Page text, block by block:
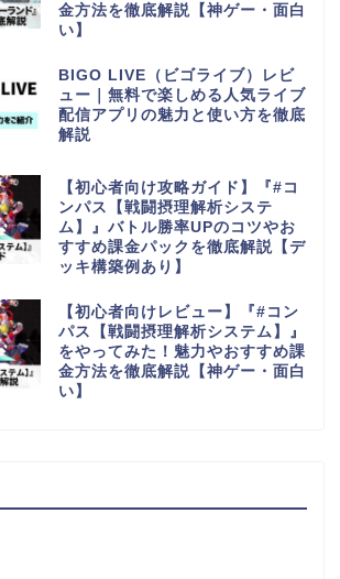
金方法を徹底解説【神ゲー・面白
い】
BIGO LIVE（ビゴライブ）レビ
ュー｜無料で楽しめる人気ライブ
配信アプリの魅力と使い方を徹底
解説
【初心者向け攻略ガイド】『#コ
ンパス【戦闘摂理解析システ
ム】』バトル勝率UPのコツやお
すすめ課金パックを徹底解説【デ
ッキ構築例あり】
【初心者向けレビュー】『#コン
パス【戦闘摂理解析システム】』
をやってみた！魅力やおすすめ課
金方法を徹底解説【神ゲー・面白
い】